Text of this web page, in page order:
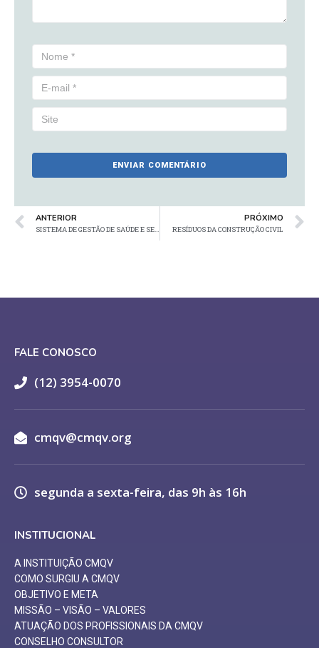
ANTERIOR
SISTEMA DE GESTÃO DE SAÚDE E SEGURANÇA DO TRABALHO – OHSAS 10001
PRÓXIMO
RESÍDUOS DA CONSTRUÇÃO CIVIL
FALE CONOSCO
(12) 3954-0070
cmqv@cmqv.org
segunda a sexta-feira, das 9h às 16h
INSTITUCIONAL
A INSTITUIÇÃO CMQV
COMO SURGIU A CMQV
OBJETIVO E META
MISSÃO – VISÃO – VALORES
ATUAÇÃO DOS PROFISSIONAIS DA CMQV
CONSELHO CONSULTOR